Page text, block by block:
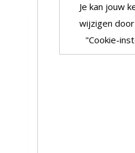
Je kan jouw
wijzigen
"Cookie-